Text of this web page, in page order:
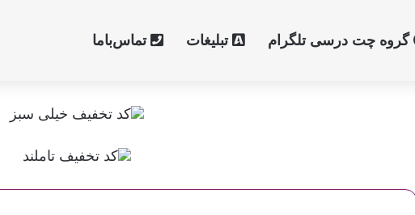
گروه چت درسی تلگرام تبلیغات تماس‌با‌ما